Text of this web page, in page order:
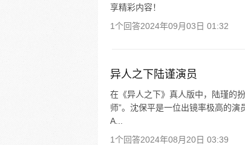
享精彩内容！
1个回答2024年09月03日 01:32
异人之下陆谨演员
在《异人之下》真人版中，陆瑾的
师”。沈保平是一位出镜率极高的
A...
1个回答2024年08月20日 03:39